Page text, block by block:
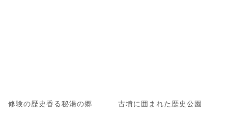
修験の歴史香る秘湯の郷 古墳に囲まれた歴史公園